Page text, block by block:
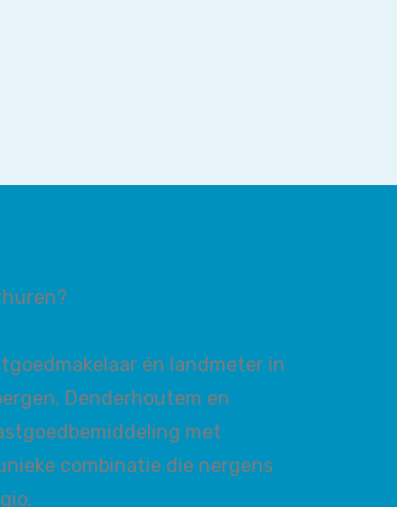
én landmeter in
Denderhoutem en
met
combinatie die nergens